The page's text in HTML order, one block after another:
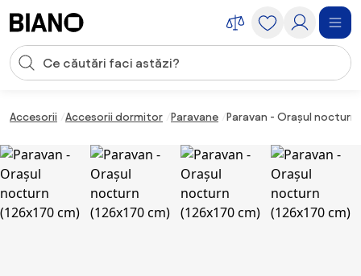
Introducerea căutării
Accesorii Accesorii dormitor Paravane Paravan - Orașul nocturn